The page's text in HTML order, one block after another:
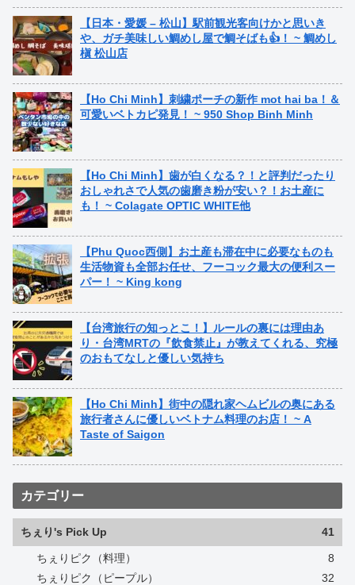
【日本・愛媛 – 松山】駅前観光客向けかと思いき
や、ガチ美味しい鯛めし屋で鯛そばも👍！ ~ 鯛めし
槇 松山店
【Ho Chi Minh】刺繍ポーチの新作 mot hai ba！＆
可愛いベトカピ発見！ ~ 950 Shop Binh Minh
【Ho Chi Minh】歯が白くなる？！と評判だったり
おしゃれさで人気の歯磨き粉が安い？！お土産に
も！ ~ Colagate OPTIC WHITE他
【Phu Quoc西側】お土産も滞在中に必要なものも
生活物資も全部お任せ、フーコック最大の便利スー
パー！ ~ King kong
【台湾旅行の知っとこ！】ルールの裏には理由あ
り・台湾MRTの『飲食禁止』が教えてくれる、究極
のおもてなしと優しい気持ち
【Ho Chi Minh】街中の隠れ家ヘムビルの奥にある
旅行者さんに優しいベトナム料理のお店！ ~ A
Taste of Saigon
カテゴリー
ちぇり's Pick Up 41
ちぇりピク（料理）
8
ちぇりピク（ピープル）
32